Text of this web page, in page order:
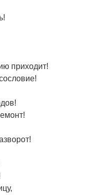
приходит!